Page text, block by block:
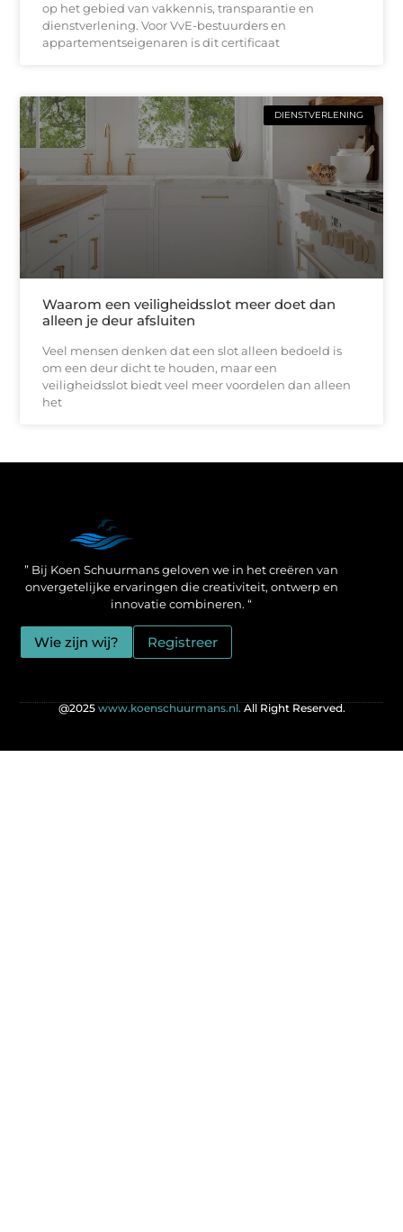
op het gebied van vakkennis, transparantie en
dienstverlening. Voor VvE-bestuurders en
appartementseigenaren is dit certificaat
DIENSTVERLENING
Waarom een veiligheidsslot meer doet dan
alleen je deur afsluiten
Veel mensen denken dat een slot alleen bedoeld is
om een deur dicht te houden, maar een
veiligheidsslot biedt veel meer voordelen dan alleen
het
” Bij Koen Schuurmans geloven we in het creëren van
onvergetelijke ervaringen die creativiteit, ontwerp en
innovatie combineren. “
Wie zijn wij? Registreer
@2025 www.koenschuurmans.nl. All Right Reserved.